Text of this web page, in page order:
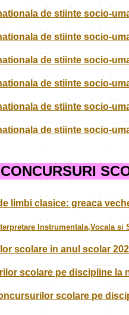
de stiinte socio-
de stiinte socio-
de stiinte socio-
de stiinte socio-
de stiinte socio-
de stiinte socio-
CONCURSURI
limbi clasice: greaca
Instrumentala,Vocala
scolare in anul scolar
scolare pe discipline la
scolare pe